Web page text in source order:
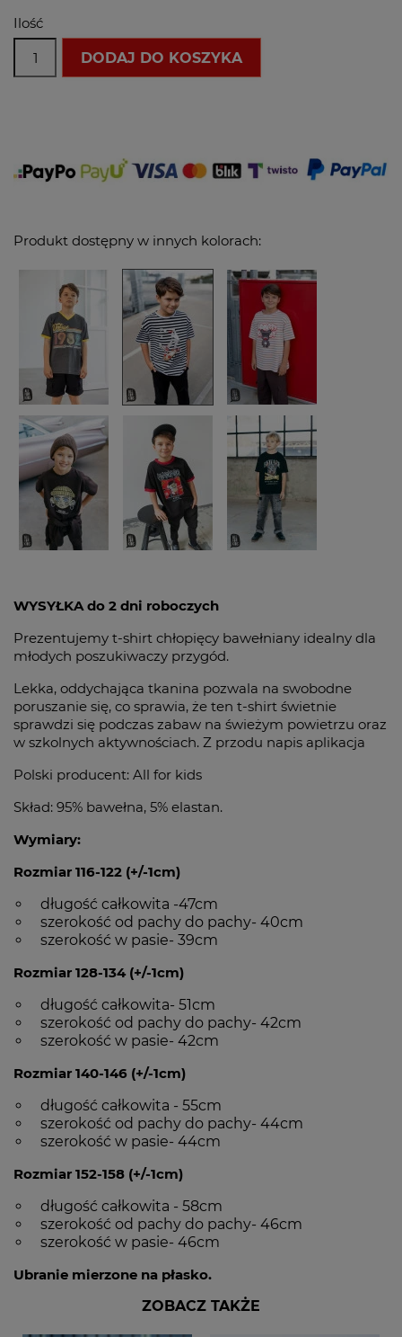
Ilość
DODAJ DO KOSZYKA
Produkt dostępny w innych kolorach:
ZOBACZ TAKŻE
WYSYŁKA do 2 dni roboczych
Prezentujemy t-shirt chłopięcy bawełniany idealny dla
młodych poszukiwaczy przygód.
Lekka, oddychająca tkanina pozwala na swobodne
poruszanie się, co sprawia, że ten t-shirt świetnie
sprawdzi się podczas zabaw na świeżym powietrzu oraz
w szkolnych aktywnościach. Z przodu napis aplikacja
Polski producent: All for kids
Skład: 95% bawełna, 5% elastan.
Wymiary:
Rozmiar 116-122 (+/-1cm)
długość całkowita -47cm
szerokość od pachy do pachy- 40cm
szerokość w pasie- 39cm
Rozmiar 128-134 (+/-1cm)
długość całkowita- 51cm
szerokość od pachy do pachy- 42cm
szerokość w pasie- 42cm
Rozmiar 140-146 (+/-1cm)
długość całkowita - 55cm
szerokość od pachy do pachy- 44cm
szerokość w pasie- 44cm
Rozmiar 152-158 (+/-1cm)
długość całkowita - 58cm
szerokość od pachy do pachy- 46cm
szerokość w pasie- 46cm
Ubranie mierzone na płasko.